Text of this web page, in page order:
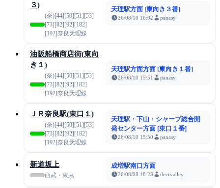
３)
(奈)[44][50][51][53]
[73][82][92][182]
[192]奈良天理線
天理駅方面 [東向き３番]
26/08/10 16:02 panasy
油阪船橋商店街(東向
き１)
(奈)[44][50][51][53]
[73][82][92][182]
[192]奈良天理線
天理駅方面方面 [東向き１番]
26/08/10 15:51 panasy
ＪＲ奈良駅(東口１)
(奈)[44][50][51][53]
[73][82][92][182]
[192]奈良天理線
天理駅・下山・シャープ総合開
発センター方面 [東口１番]
26/08/10 15:50 panasy
新道坂上
西武・東武
成増駅南口方面
26/08/08 18:23 deervalley